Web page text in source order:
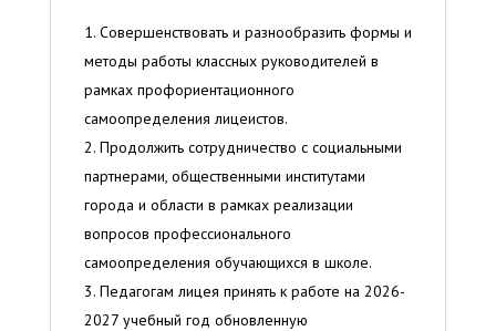
Совершенствовать и разнообразить формы и
методы работы классных руководителей в
рамках профориентационного
самоопределения лицеистов.
Продолжить сотрудничество с социальными
партнерами, общественными институтами
города и области в рамках реализации
вопросов профессионального
самоопределения обучающихся в школе.
Педагогам лицея принять к работе на 2026-
2027 учебный год обновленную